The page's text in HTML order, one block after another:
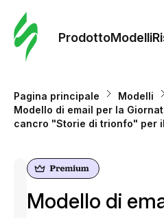
ProdottoModelli
Pagina principale
Modelli
Modello di email per la
cancro "Storie di trionfo" per
Modello di